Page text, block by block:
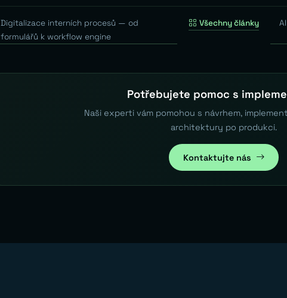
Digitalizace interních procesů — od
formulářů k workflow engine
Všechny články
Potřebujete pomoc s
Naši experti vám pomohou s návrhem,
architektury po produkci.
Kontaktujte nás